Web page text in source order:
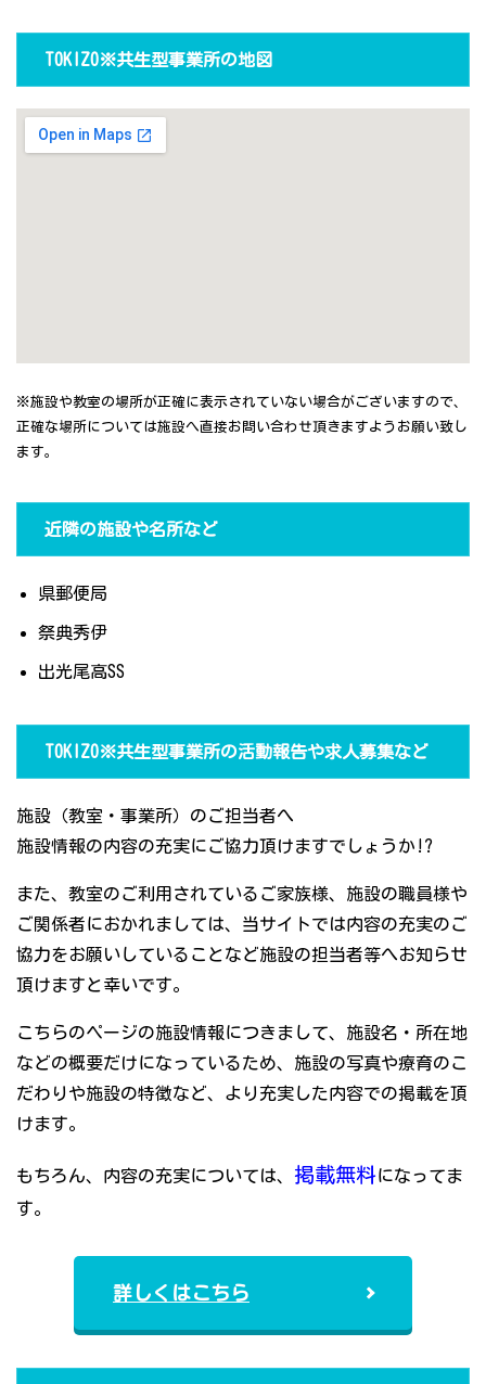
TOKIZO※共生型事業所の地図
※施設や教室の場所が正確に表示されていない場合がございますので、
正確な場所については施設へ直接お問い合わせ頂きますようお願い致し
ます。
近隣の施設や名所など
県郵便局
祭典秀伊
出光尾高SS
TOKIZO※共生型事業所の活動報告や求人募集など
施設（教室・事業所）のご担当者へ
施設情報の内容の充実にご協力頂けますでしょうか!?
また、教室のご利用されているご家族様、施設の職員様や
ご関係者におかれましては、当サイトでは内容の充実のご
協力をお願いしていることなど施設の担当者等へお知らせ
頂けますと幸いです。
こちらのページの施設情報につきまして、施設名・所在地
などの概要だけになっているため、施設の写真や療育のこ
だわりや施設の特徴など、より充実した内容での掲載を頂
けます。
もちろん、内容の充実については、 掲載無料になってま
す。
詳しくはこちら